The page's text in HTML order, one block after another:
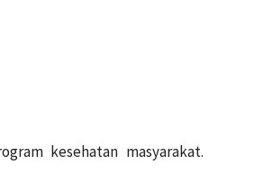
kesehatan masyarakat.